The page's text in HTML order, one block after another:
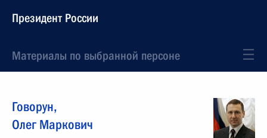
Президент России
Материалы по выбранной персоне
Говорун,
Олег Маркович